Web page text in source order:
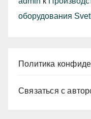
оборудования
Политика
Связаться с